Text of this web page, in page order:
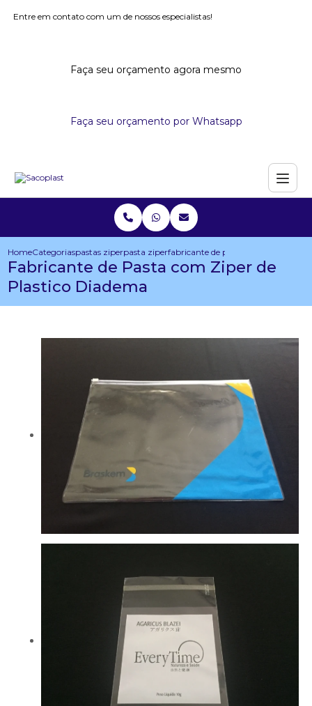
Entre em contato com um de nossos especialistas!
Faça seu orçamento agora mesmo
Faça seu orçamento por Whatsapp
HomeCategoriaspastas ziperpasta ziperfabricante de pasta com ziper de
Fabricante de Pasta com Ziper de
Plastico Diadema